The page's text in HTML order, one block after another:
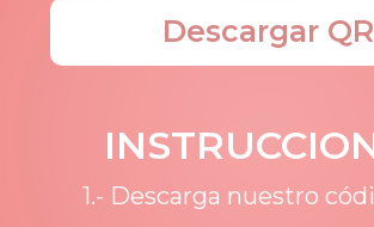
Descargar QR
1.- Descarga nuestro